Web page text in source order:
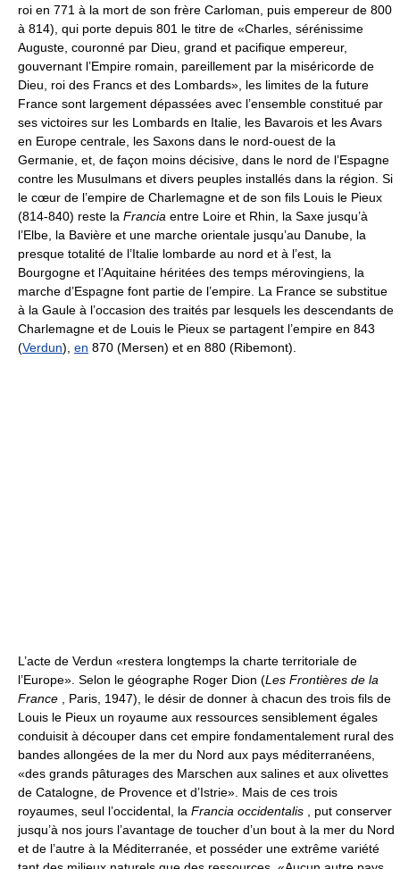
roi en 771 à la mort de son frère Carloman, puis empereur de 800
à 814), qui porte depuis 801 le titre de «Charles, sérénissime
Auguste, couronné par Dieu, grand et pacifique empereur,
gouvernant l’Empire romain, pareillement par la miséricorde de
Dieu, roi des Francs et des Lombards», les limites de la future
France sont largement dépassées avec l’ensemble constitué par
ses victoires sur les Lombards en Italie, les Bavarois et les Avars
en Europe centrale, les Saxons dans le nord-ouest de la
Germanie, et, de façon moins décisive, dans le nord de l’Espagne
contre les Musulmans et divers peuples installés dans la région. Si
le cœur de l’empire de Charlemagne et de son fils Louis le Pieux
(814-840) reste la Francia entre Loire et Rhin, la Saxe jusqu’à
l’Elbe, la Bavière et une marche orientale jusqu’au Danube, la
presque totalité de l’Italie lombarde au nord et à l’est, la
Bourgogne et l’Aquitaine héritées des temps mérovingiens, la
marche d’Espagne font partie de l’empire. La France se substitue
à la Gaule à l’occasion des traités par lesquels les descendants de
Charlemagne et de Louis le Pieux se partagent l’empire en 843
(Verdun), en 870 (Mersen) et en 880 (Ribemont).
L’acte de Verdun «restera longtemps la charte territoriale de
l’Europe». Selon le géographe Roger Dion (Les Frontières de la
France , Paris, 1947), le désir de donner à chacun des trois fils de
Louis le Pieux un royaume aux ressources sensiblement égales
conduisit à découper dans cet empire fondamentalement rural des
bandes allongées de la mer du Nord aux pays méditerranéens,
«des grands pâturages des Marschen aux salines et aux olivettes
de Catalogne, de Provence et d’Istrie». Mais de ces trois
royaumes, seul l’occidental, la Francia occidentalis , put conserver
jusqu’à nos jours l’avantage de toucher d’un bout à la mer du Nord
et de l’autre à la Méditerranée, et posséder une extrême variété